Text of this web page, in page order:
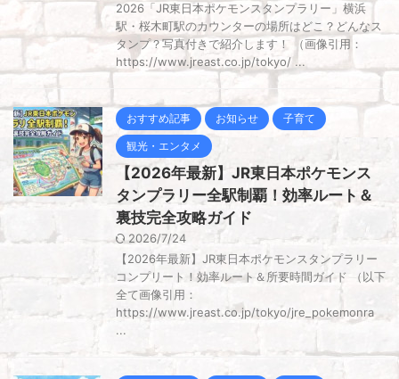
2026「JR東日本ポケモンスタンプラリー」横浜
駅・桜木町駅のカウンターの場所はどこ？どんなス
タンプ？写真付きで紹介します！ （画像引用：
https://www.jreast.co.jp/tokyo/ ...
おすすめ記事 お知らせ 子育て
観光・エンタメ
【2026年最新】JR東日本ポケモンス
タンプラリー全駅制覇！効率ルート＆
裏技完全攻略ガイド
2026/7/24
【2026年最新】JR東日本ポケモンスタンプラリー
コンプリート！効率ルート＆所要時間ガイド （以下
全て画像引用：
https://www.jreast.co.jp/tokyo/jre_pokemonra
...